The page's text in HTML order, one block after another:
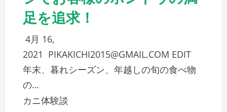
足を追求！
4月 16,
2021 PIKAKICHI2015@GMAIL.COM EDIT
年末、暮れシーズン、年越しの旬の食べ物
の…
カニ体験談